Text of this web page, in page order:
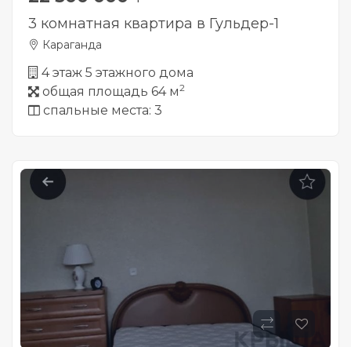
3 комнатная квартира в Гульдер-1
Караганда
4 этаж 5 этажного дома
общая площадь 64 м2
спальные места: 3